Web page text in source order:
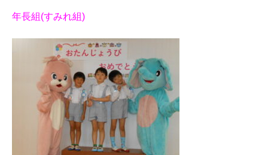
年長組(すみれ組)